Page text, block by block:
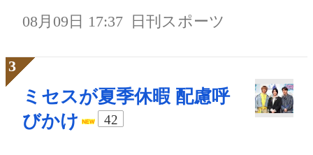
08月09日 17:37 日刊スポーツ
ミセスが夏季休暇 配慮呼
びかけ
42